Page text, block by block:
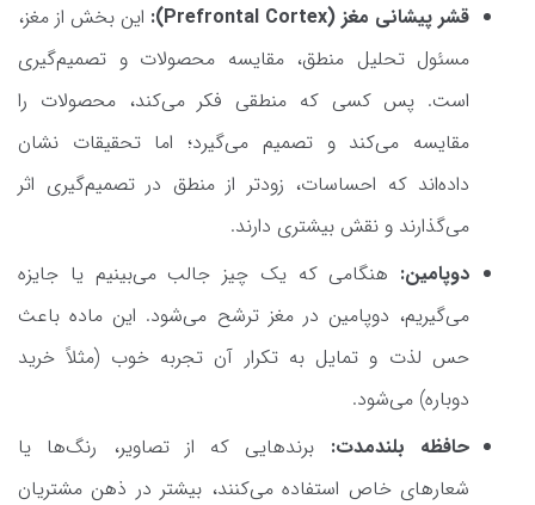
قشر ‌پیشانی مغز (Prefrontal Cortex):
این بخش از مغز،
مسئول تحلیل منطق، مقایسه محصولات و تصمیم‌گیری
است. پس کسی که منطقی فکر می‌کند، محصولات را
مقایسه می‌کند و تصمیم می‌گیرد؛ اما تحقیقات نشان
داده‌اند که احساسات، زودتر از منطق در تصمیم‌گیری اثر
می‌گذارند و نقش بیشتری دارند.
دوپامین: هنگامی که یک چیز جالب می‌بینیم یا جایزه
می‌گیریم، دوپامین در مغز ترشح می‌شود. این ماده باعث
حس لذت و تمایل به تکرار آن تجربه خوب (مثلاً خرید
دوباره) می‌شود.
حافظه بلندمدت: برندهایی که از تصاویر، رنگ‌ها یا
شعارهای خاص استفاده می‌کنند، بیشتر در ذهن مشتریان